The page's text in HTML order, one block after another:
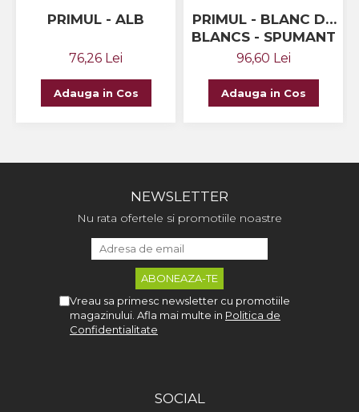
PRIMUL - ALB
76,26 Lei
Adauga in Cos
PRIMUL - BLANC DE
BLANCS - SPUMANT
METODA
96,60 Lei
Adauga in Cos
NEWSLETTER
Nu rata ofertele si promotiile noastre
Vreau sa primesc newsletter cu promotiile
magazinului. Afla mai multe in Politica de
Confidentialitate
SOCIAL